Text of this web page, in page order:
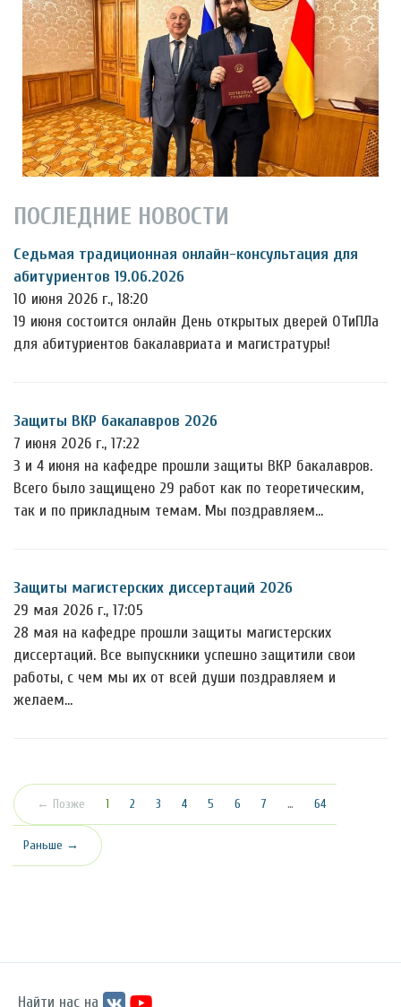
ПОСЛЕДНИЕ НОВОСТИ
Седьмая традиционная онлайн-консультация для
абитуриентов 19.06.2026
10 июня 2026 г., 18:20
19 июня состоится онлайн День открытых дверей ОТиПЛа
для абитуриентов бакалавриата и магистратуры!
Защиты ВКР бакалавров 2026
7 июня 2026 г., 17:22
3 и 4 июня на кафедре прошли защиты ВКР бакалавров.
Всего было защищено 29 работ как по теоретическим,
так и по прикладным темам. Мы поздравляем…
Защиты магистерских диссертаций 2026
29 мая 2026 г., 17:05
28 мая на кафедре прошли защиты магистерских
диссертаций. Все выпускники успешно защитили свои
работы, с чем мы их от всей души поздравляем и
желаем…
← Позже 1 (текущая)
2 3 4 5 6 7 … 64
Раньше →
Найти нас на